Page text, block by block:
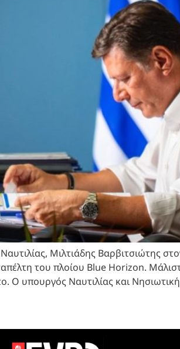
Μιλτιάδης Βαρβιτσιώτης
του πλοίου Blue Horizon.
υπουργός Ναυτιλίας και